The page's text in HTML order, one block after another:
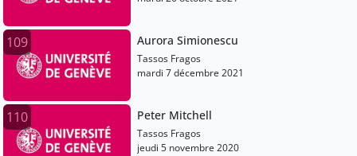
109 Aurora Simionescu
Tassos Fragos
mardi 7 décembre 2021
110 Peter Mitchell
Tassos Fragos
jeudi 5 novembre 2020